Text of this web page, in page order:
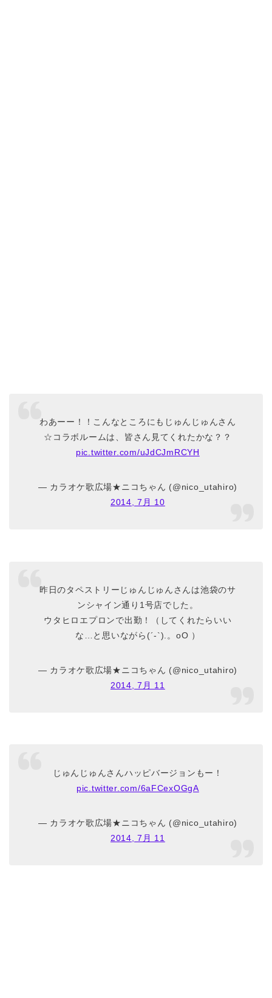
わあーー！！こんなところにもじゅんじゅんさん
☆コラボルームは、皆さん見てくれたかな？？
pic.twitter.com/uJdCJmRCYH
— カラオケ歌広場★ニコちゃん (@nico_utahiro)
2014, 7月 10
昨日のタペストリーじゅんじゅんさんは池袋のサ
ンシャイン通り1号店でした。
ウタヒロエプロンで出勤！（してくれたらいい
な…と思いながら(´-`).。oO ）
— カラオケ歌広場★ニコちゃん (@nico_utahiro)
2014, 7月 11
じゅんじゅんさんハッピバージョンもー！
pic.twitter.com/6aFCexOGgA
— カラオケ歌広場★ニコちゃん (@nico_utahiro)
2014, 7月 11